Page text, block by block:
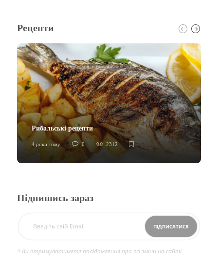
Рецепти
Рибальські рецепти
4 роки тому 0 2312
Підпишись зараз
* Ви отримуватимете повідомлення про всі зміни на сайті